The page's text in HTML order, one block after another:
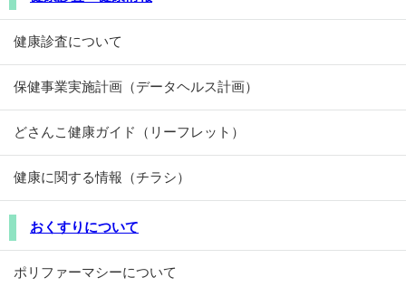
健康診査について
保健事業実施計画（データヘルス計画）
どさんこ健康ガイド（リーフレット）
健康に関する情報（チラシ）
おくすりについて
ポリファーマシーについて